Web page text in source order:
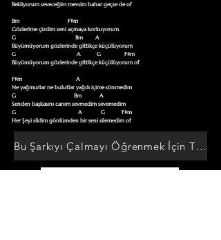
Bekliyorum seveceğim mevsim bahar geçse de of
Bm                                   F#m
Gözlerime çizdim seni açmaya korkuyorum
G                                           Bm         A
Büyümüyorum gözlerinde gittikçe küçülüyorum
G                                            A            G                 F#m
Büyümüyorum gözlerinde gittikçe küçülüyorum of
F#m                                       A
Ne yağmurlar ne bulutlar yağdı içime sönmedim
G                                          Bm             A
Senden başkasını canım sevmedim sevemedim
G                                             A              G            F#m
Her Şeyi sildim gönlümden bir seni silemedim of
Bu Şarkıyı Çalmayı Öğrenmek İçin Tıklayın